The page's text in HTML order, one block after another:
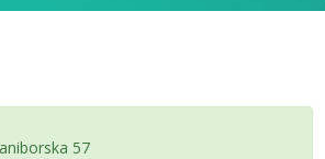
57